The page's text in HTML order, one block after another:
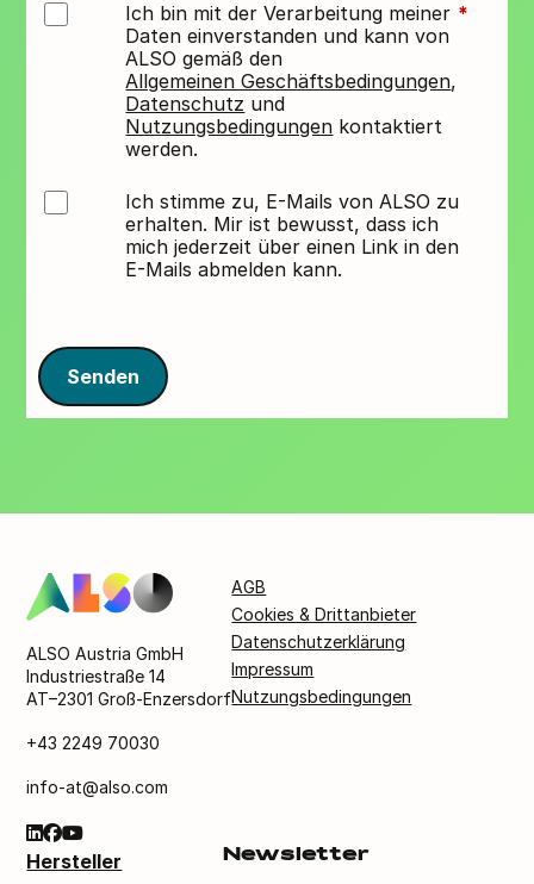
*
Ich bin mit der Verarbeitung meiner
Daten einverstanden und kann von
ALSO gemäß den
Allgemeinen Geschäftsbedingungen,
Datenschutz und
Nutzungsbedingungen kontaktiert
werden.
Ich stimme zu, E-Mails von ALSO zu
erhalten. Mir ist bewusst, dass ich
mich jederzeit über einen Link in den
E-Mails abmelden kann.
Senden
ALSO Austria GmbH
Industriestraße 14
AT–2301 Groß-Enzersdorf
+43 2249 70030
info-at@also.com
AGB
Cookies & Drittanbieter
Datenschutzerklärung
Impressum
Nutzungsbedingungen
Hersteller
Newsletter